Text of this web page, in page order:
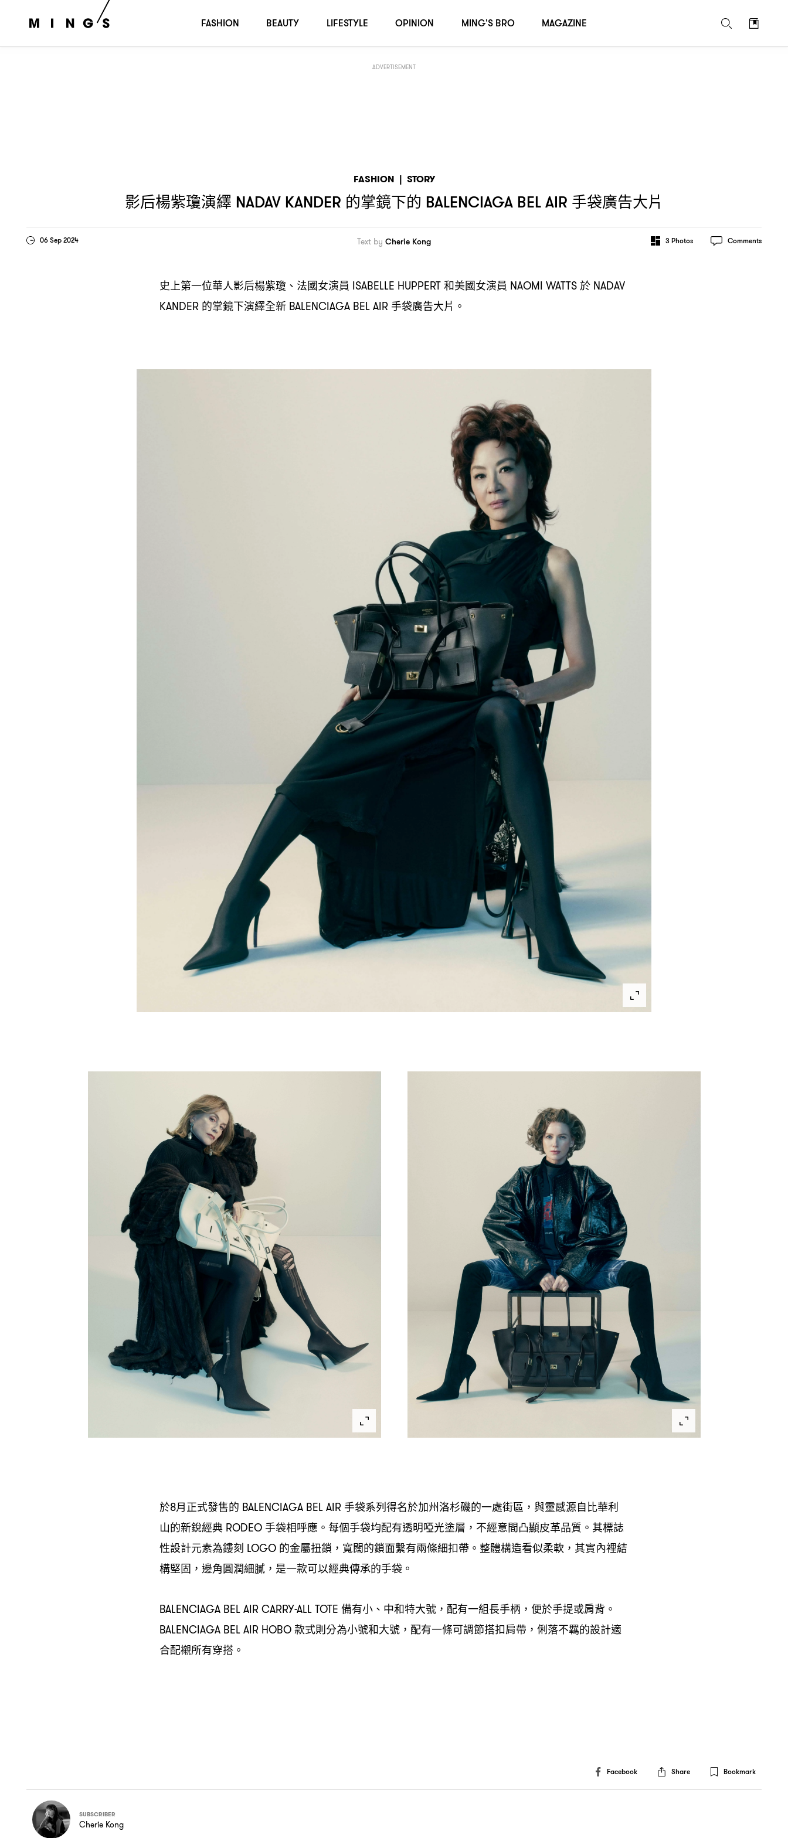
ADVERTISEMENT
FASHION | STORY
影后楊紫瓊演繹 NADAV KANDER 的掌鏡下的 BALENCIAGA BEL AIR 手袋廣告大片
06 Sep 2024 Text by Cherie Kong 3Photos Comments
史上第一位華人影后楊紫瓊、法國女演員 ISABELLE HUPPERT和美國女演員 NAOMI WATTS 於 NADAV
KANDER 的掌鏡下演繹全新 BALENCIAGA BEL AIR 手袋廣告大片。
於8月正式發售的 BALENCIAGA BEL AIR 手袋系列得名於加州洛杉磯的一處街區 ， 與靈感源自比華利
山的新銳經典 RODEO 手袋相呼應。每個手袋均配有透明啞光塗層 ， 不經意間凸顯皮革品質。其標誌
性設計元素為鏤刻 LOGO 的金屬扭鎖 ， 寬闊的鎖面繫有兩條細扣帶。整體構造看似柔軟 ， 其實內裡結
構堅固 ， 邊角圓潤細膩 ， 是一款可以經典傳承的手袋。
BALENCIAGA BEL AIR CARRY-ALL TOTE 備有小、中和特大號 ， 配有一組長手柄 ， 便於手提或肩背。
BALENCIAGA BEL AIR HOBO款式則分為小號和大號 ， 配有一條可調節搭扣肩帶 ， 俐落不羈的設計適
合配襯所有穿搭。
Facebook Share Bookmark
SUBSCRIBER
Cherie Kong
FASHION BEAUTY LIFESTYLE OPINION MING'S BRO MAGAZINE
影后楊紫瓊演繹 BALENCIAGA BEL AIR